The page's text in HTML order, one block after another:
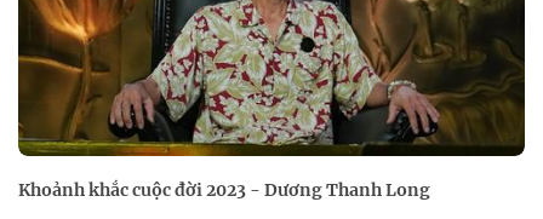
Khoảnh khắc cuộc đời 2023 - Dương Thanh Long